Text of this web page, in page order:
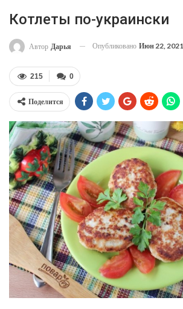
Котлеты по-украински
Автор Дарья Опубликовано Июн 22, 2021
0
215
Поделится